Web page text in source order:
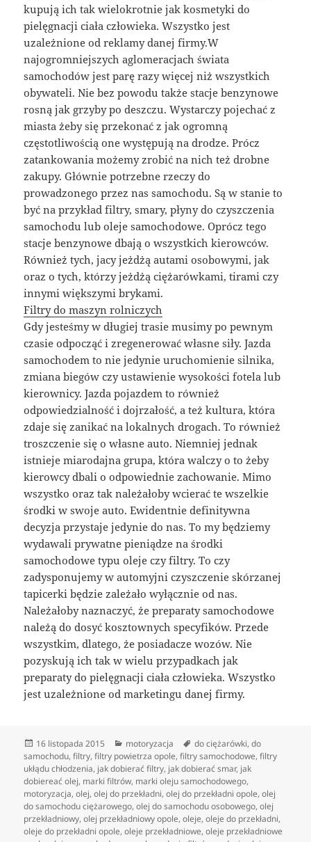
kupują ich tak wielokrotnie jak kosmetyki do
pielęgnacji ciała człowieka. Wszystko jest
uzależnione od reklamy danej firmy.W
najogromniejszych aglomeracjach świata
samochodów jest parę razy więcej niż wszystkich
obywateli. Nie bez powodu także stacje benzynowe
rosną jak grzyby po deszczu. Wystarczy pojechać z
miasta żeby się przekonać z jak ogromną
częstotliwością one występują na drodze. Prócz
zatankowania możemy zrobić na nich też drobne
zakupy. Głównie potrzebne rzeczy do
prowadzonego przez nas samochodu. Są w stanie to
być na przykład filtry, smary, płyny do czyszczenia
samochodu lub oleje samochodowe. Oprócz tego
stacje benzynowe dbają o wszystkich kierowców.
Również tych, jacy jeżdżą autami osobowymi, jak
oraz o tych, którzy jeżdżą ciężarówkami, tirami czy
innymi większymi brykami.
Filtry do maszyn rolniczych
Gdy jesteśmy w długiej trasie musimy po pewnym
czasie odpocząć i zregenerować własne siły. Jazda
samochodem to nie jedynie uruchomienie silnika,
zmiana biegów czy ustawienie wysokości fotela lub
kierownicy. Jazda pojazdem to również
odpowiedzialność i dojrzałość, a też kultura, która
zdaje się zanikać na lokalnych drogach. To również
troszczenie się o własne auto. Niemniej jednak
istnieje miarodajna grupa, która walczy o to żeby
kierowcy dbali o odpowiednie zachowanie. Mimo
wszystko oraz tak należałoby wcierać te wszelkie
środki w swoje auto. Ewidentnie definitywna
decyzja przystaje jedynie do nas. To my będziemy
wydawali prywatne pieniądze na środki
samochodowe typu oleje czy filtry. To czy
zadysponujemy w automyjni czyszczenie skórzanej
tapicerki będzie zależało wyłącznie od nas.
Należałoby naznaczyć, że preparaty samochodowe
należą do dosyć kosztownych specyfików. Przede
wszystkim, dlatego, że posiadacze wozów. Nie
pozyskują ich tak w wielu przypadkach jak
preparaty do pielęgnacji ciała człowieka. Wszystko
jest uzależnione od marketingu danej firmy.
Data
publikacji
16 listopada 2015 Kategorie
motoryzacja Tagi
do ciężarówki,do
samochodu,filtry,filtry powietrza opole,filtry samochodowe,filtry
ukłądu chłodzenia, jak dobierać filtry, jak dobierać smar, jak
dobiereać olej, marki filtrów, marki oleju samochodowego,
motoryzacja,olej,olej do przekładni,olej do przekładni opole,olej
do samochodu ciężarowego,olej do samochodu osobowego,olej
przekładniowy,olej przekładniowy opole,oleje,oleje do przekładni,
oleje do przekładni opole,oleje przekładniowe,oleje przekładniowe